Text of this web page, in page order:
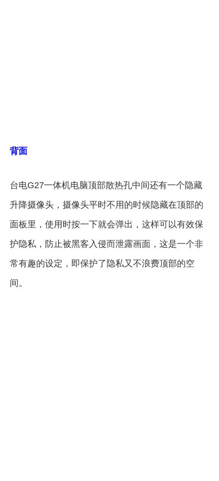
背面
台电G27一体机电脑顶部散热孔中间还有一个隐藏
升降摄像头，摄像头平时不用的时候隐藏在顶部的
面板里，使用时按一下就会弹出，这样可以有效保
护隐私，防止被黑客入侵而泄露画面，这是一个非
常有趣的设定，即保护了隐私又不浪费顶部的空
间。